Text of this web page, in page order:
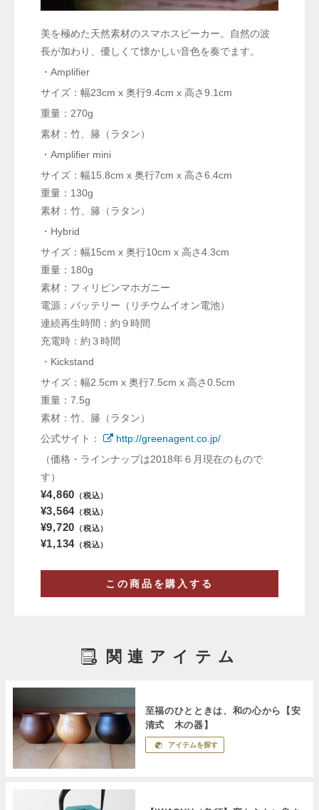
美を極めた天然素材のスマホスピーカー。自然の波
長が加わり、優しくて懐かしい音色を奏でます。
・Amplifier
サイズ：幅23cm x 奥行9.4cm x 高さ9.1cm
重量：270g
素材： 竹、籐（ラタン）
・Amplifier mini
サイズ：幅15.8cm x 奥行7cm x 高さ6.4cm
重量：130g
素材： 竹、籐（ラタン）
・Hybrid
サイズ：幅15cm x 奥行10cm x 高さ4.3cm
重量：180g
素材：フィリピンマホガニー
電源：バッテリー（リチウムイオン電池）
連続再生時間：約９時間
充電時：約３時間
・Kickstand
サイズ：幅2.5cm x 奥行7.5cm x 高さ0.5cm
重量：7.5g
素材： 竹、籐（ラタン）
公式サイト：
http://greenagent.co.jp/
（価格・ラインナップは2018年６月現在のもので
す）
¥4,860 （税込）
¥3,564 （税込）
¥9,720 （税込）
¥1,134 （税込）
この商品を購入する
関連アイテム
至福のひとときは、和の心から【安
清式 木の器】
アイテムを探す